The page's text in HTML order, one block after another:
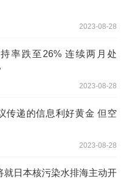
2023-08-28
率跌至26% 连续两月处
2023-08-28
传递的信息利好黄金 但空
2023-08-28
就日本核污染水排海主动开